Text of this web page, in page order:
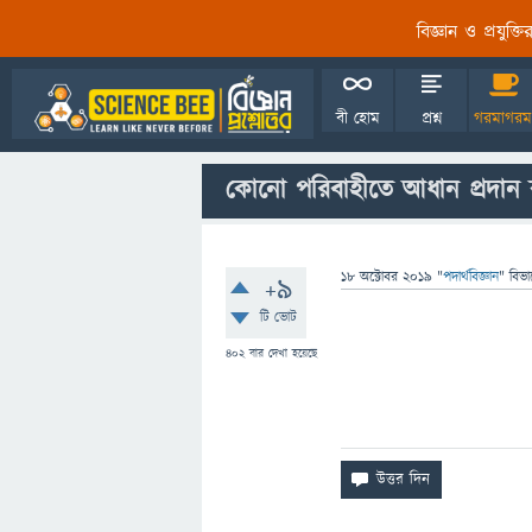
বিজ্ঞান ও
বী হোম প্রশ্ন
কোনো পরিবাহীতে আধান
+9
টি ভোট
402বার দেখা হয়েছে
18 অক্টোবর 2019 "পদার্থবিজ্ঞান"